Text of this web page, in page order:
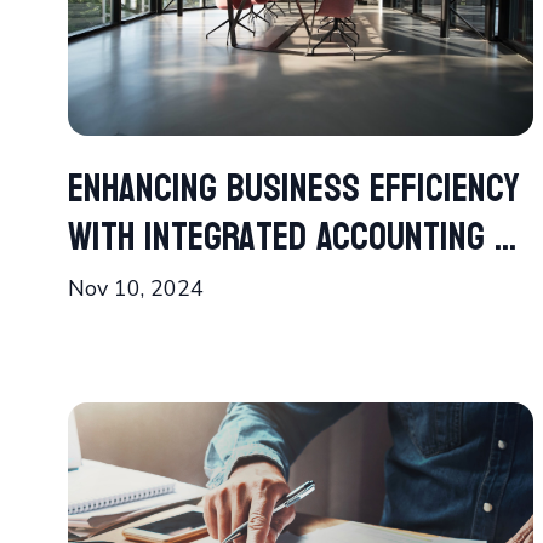
Enhancing Business Efficiency
with Integrated Accounting ...
Nov 10, 2024